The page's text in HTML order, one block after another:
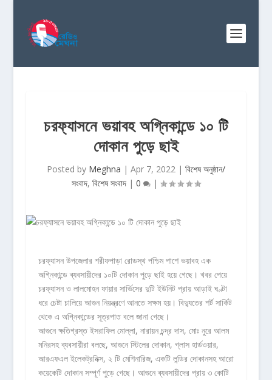
চরফ্যাসনে ভয়াবহ অগ্নিকান্ডে ১০ টি
দোকান পুড়ে ছাই
Posted by Meghna | Apr 7, 2022| বিশেষ অনুষ্ঠান/
সংবাদ, বিশেষ সংবাদ| 0 |
চরফ্যাসন উপজেলার শরীফপাড়া রোডস্থ পশ্চিম পাশে ভয়াবহ এক
অগ্নিকান্ডে ব্যবসায়ীদের ১০টি দোকান পুড়ে ছাই হয়ে গেছে। খবর পেয়ে
চরফ্যাসন ও লালমোহন ফায়ার সার্ভিসের দুটি ইউনিট প্রায় আড়াই ঘণ্টা
ধরে চেষ্টা চালিয়ে আগুন নিয়ন্ত্রণে আনতে সক্ষম হয়। বিদ্যুতের শর্ট সার্কিট
থেকে এ অগ্নিকান্ডের সূত্রপাত বলে জানা গেছে।
আগুনে ক্ষতিগ্রস্ত ইসরাফিল মোল্লা, নারায়ন চন্দ্র দাস, মোঃ নুরে আলম
মনিরসহ ব্যবসায়ীরা বলছে, আগুনে স্টিলের দোকান, গ্লাস হার্ডওয়ার,
আরএফএল ইলেকট্রনিক্স, ২ টি মেশিনারিজ, একটি লন্ডির দোকানসহ আরো
কয়েকেটি দোকান সম্পূর্ণ পুড়ে গেছে। আগুনে ব্যবসায়ীদের প্রায় ৩ কোটি